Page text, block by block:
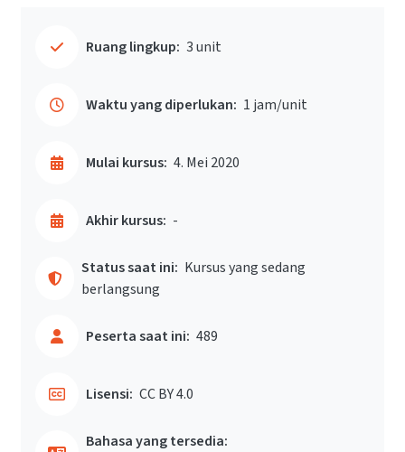
Ruang lingkup: 3 unit
Waktu yang diperlukan: 1 jam/unit
Mulai kursus: 4. Mei 2020
Akhir kursus: -
Status saat ini: Kursus yang sedang
berlangsung
Peserta saat ini: 489
Lisensi: CC BY 4.0
Bahasa yang tersedia: